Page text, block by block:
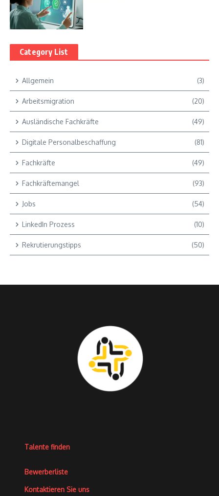
Category List
Allgemein (3)
Arbeitsmigration (20)
Ausländische Fachkräfte (49)
Digitale Personalbeschaffung (81)
Fachkräfte (49)
Fachkräftemangel (93)
Jobs (54)
LinkedIn Prozess (10)
Rekrutierungstipps (50)
Talente finden
Bewerberliste
Kontaktieren Sie uns